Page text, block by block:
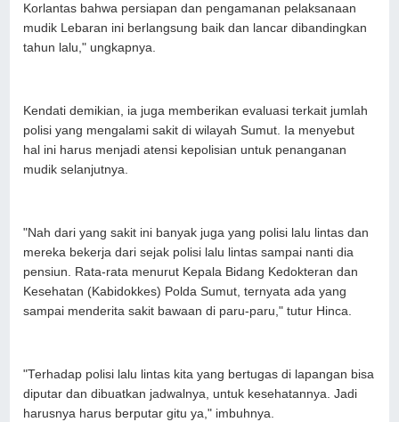
Korlantas bahwa persiapan dan pengamanan pelaksanaan
mudik Lebaran ini berlangsung baik dan lancar dibandingkan
tahun lalu," ungkapnya.
Kendati demikian, ia juga memberikan evaluasi terkait jumlah
polisi yang mengalami sakit di wilayah Sumut. Ia menyebut
hal ini harus menjadi atensi kepolisian untuk penanganan
mudik selanjutnya.
"Nah dari yang sakit ini banyak juga yang polisi lalu lintas dan
mereka bekerja dari sejak polisi lalu lintas sampai nanti dia
pensiun. Rata-rata menurut Kepala Bidang Kedokteran dan
Kesehatan (Kabidokkes) Polda Sumut, ternyata ada yang
sampai menderita sakit bawaan di paru-paru," tutur Hinca.
"Terhadap polisi lalu lintas kita yang bertugas di lapangan bisa
diputar dan dibuatkan jadwalnya, untuk kesehatannya. Jadi
harusnya harus berputar gitu ya," imbuhnya.